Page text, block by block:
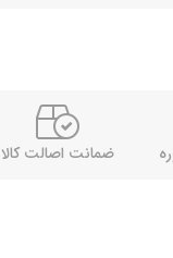
ضمانت اصالت کالا